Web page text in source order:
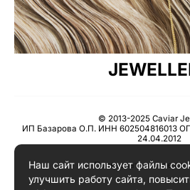
© 2013-2025 Caviar
ИП Базарова О.П. ИНН 602504816013
24.04.2012
Пользовательское
Наш сайт использует файлы
улучшить работу сайта,